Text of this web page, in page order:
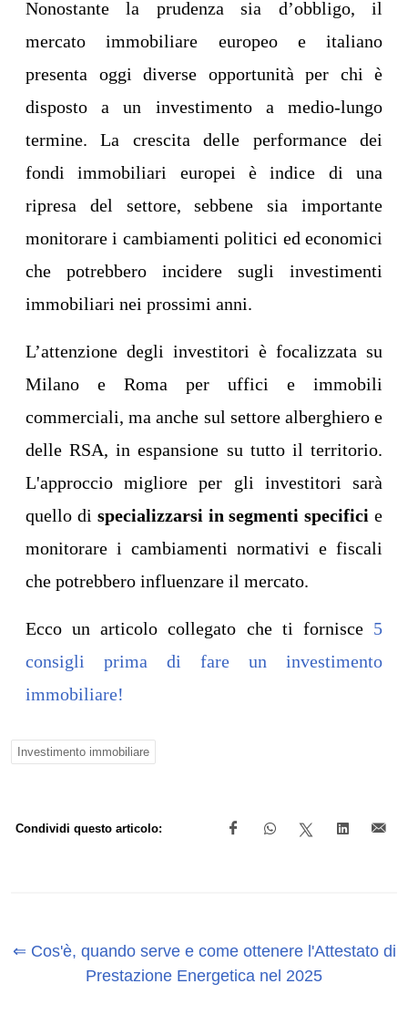
Nonostante la prudenza sia d’obbligo, il
mercato immobiliare europeo e italiano
presenta oggi diverse opportunità per chi è
disposto a un investimento a medio-lungo
termine. La crescita delle performance dei
fondi immobiliari europei è indice di una
ripresa del settore, sebbene sia importante
monitorare i cambiamenti politici ed economici
che potrebbero incidere sugli investimenti
immobiliari nei prossimi anni.
L’attenzione degli investitori è focalizzata su
Milano e Roma per uffici e immobili
commerciali, ma anche sul settore alberghiero e
delle RSA, in espansione su tutto il territorio.
L'approccio migliore per gli investitori sarà
quello di specializzarsi in segmenti specifici e
monitorare i cambiamenti normativi e fiscali
che potrebbero influenzare il mercato.
Ecco un articolo collegato che ti fornisce5
consigli prima di fare un investimento
immobiliare!
Investimento immobiliare
Condividi questo articolo:
⇐ Cos'è, quando serve e come ottenere l'Attestato di
Prestazione Energetica nel 2025